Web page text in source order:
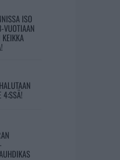
ISO
VUOTIAAN
4:SSÄ!